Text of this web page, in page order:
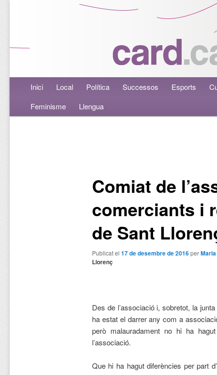
Menú principalAneu al contingut principal
Aneu al contingut secundari
Inici Local Política Successos Esports
Feminisme
Llengua
Comiat de
comerciants i
de Sant
Publicat el 17 de desembre de 2016per
Llorenç
Des de l’associació i, sobretot, la
ha estat el darrer any com a
però malauradament no hi ha
l’associació.
Que hi ha hagut diferències per part